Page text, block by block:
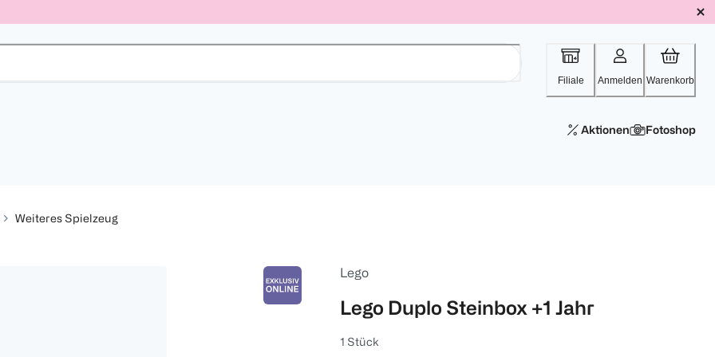
Filiale Anmelden Warenkorb
Aktionen Fotoshop
Weiteres Spielzeug
Lego
Lego Duplo Steinbox +1 Jahr
1 Stück